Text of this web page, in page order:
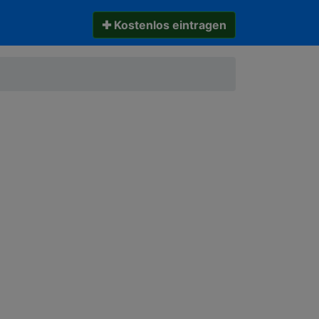
✚ Kostenlos eintragen